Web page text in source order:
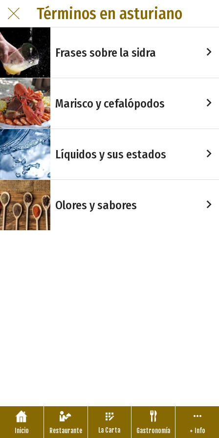
Términos en asturiano
Frases sobre la sidra
Marisco y cefalópodos
Líquidos y sus estados
Olores y sabores
Inicio Restaurante La Carta Gastronomía + Info